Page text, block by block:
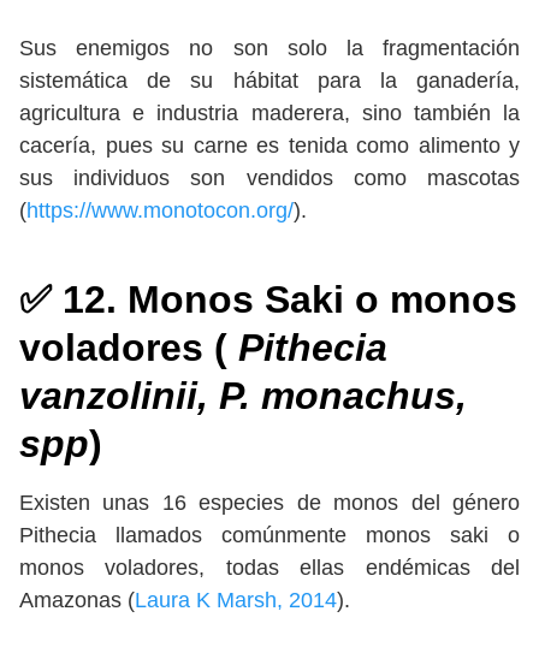
Sus enemigos no son solo la fragmentación
sistemática de su hábitat para la ganadería,
agricultura e industria maderera, sino también la
cacería, pues su carne es tenida como alimento y
sus individuos son vendidos como mascotas
(https://www.monotocon.org/).
✅ 12. Monos Saki o monos
voladores ( Pithecia
vanzolinii, P. monachus,
spp)
Existen unas 16 especies de monos del género
Pithecia llamados comúnmente monos saki o
monos voladores, todas ellas endémicas del
Amazonas (Laura K Marsh, 2014).